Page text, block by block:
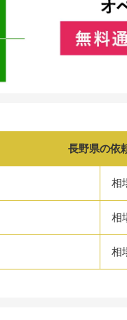
長野県の依
相
相
相